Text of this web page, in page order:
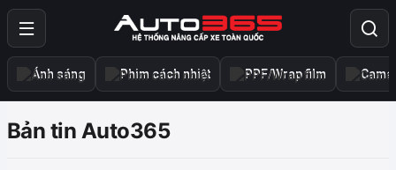
Ánh sáng Phim cách nhiệt PPF/Wrap film
Bản tin Auto365